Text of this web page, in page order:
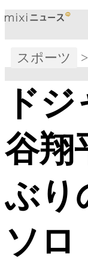
スポーツ >
ド
谷翔
ぶり
ソ